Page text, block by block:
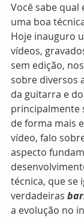
Você sabe qual
uma boa
Hoje inauguro
vídeos,
sem edição,
sobre diversos
da guitarra e
principalmente
de forma mais
vídeo, falo
aspecto
técnica, que se
verdadeiras
a evolução no